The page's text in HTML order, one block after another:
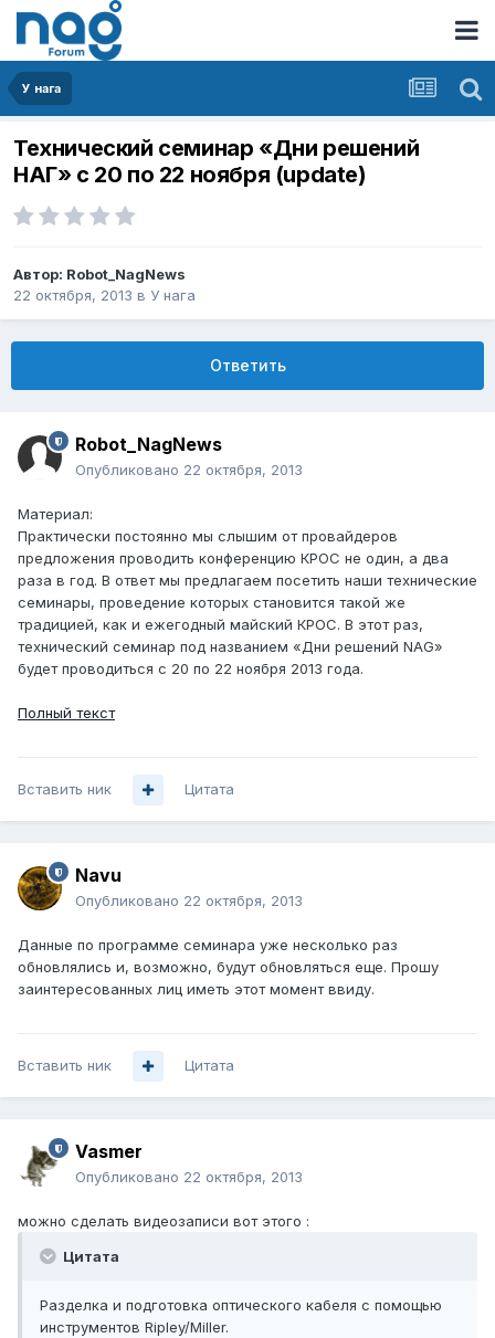
У нага
Технический семинар «Дни решений
НАГ» с 20 по 22 ноября (update)
Автор: Robot_NagNews
22 октября, 2013 в У нага
Ответить
Robot_NagNews
Опубликовано 22 октября, 2013
Материал:
Практически постоянно мы слышим от провайдеров
предложения проводить конференцию КРОС не один, а два
раза в год. В ответ мы предлагаем посетить наши технические
семинары, проведение которых становится такой же
традицией, как и ежегодный майский КРОС. В этот раз,
технический семинар под названием «Дни решений NAG»
будет проводиться с 20 по 22 ноября 2013 года.
Полный текст
Вставить ник Цитата
Navu
Опубликовано 22 октября, 2013
Данные по программе семинара уже несколько раз
обновлялись и, возможно, будут обновляться еще. Прошу
заинтересованных лиц иметь этот момент ввиду.
Вставить ник Цитата
Vasmer
Опубликовано 22 октября, 2013
можно сделать видеозаписи вот этого :
Цитата
Разделка и подготовка оптического кабеля с помощью
инструментов Ripley/Miller.